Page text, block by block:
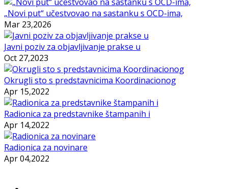
„Novi put“ učestvovao na sastanku s OCD-ima,
Mar 23,2026
Javni poziv za objavljivanje prakse u
Oct 27,2023
Okrugli sto s predstavnicima Koordinacionog
Apr 15,2022
Radionica za predstavnike štampanih i
Apr 14,2022
Radionica za novinare
Apr 04,2022